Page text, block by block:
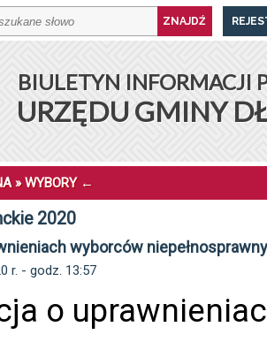
BIULETYN INFORMACJI
URZĘDU GMINY
»WYBORY←
2020
wyborców
r. - godz. 13:57
o